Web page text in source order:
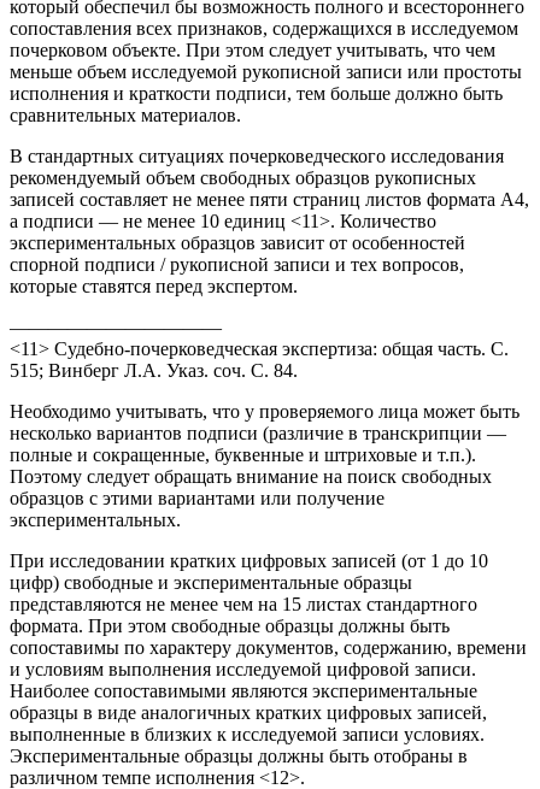
который обеспечил бы возможность полного и всестороннего
сопоставления всех признаков, содержащихся в исследуемом
почерковом объекте. При этом следует учитывать, что чем
меньше объем исследуемой рукописной записи или простоты
исполнения и краткости подписи, тем больше должно быть
сравнительных материалов.
В стандартных ситуациях почерковедческого исследования
рекомендуемый объем свободных образцов рукописных
записей составляет не менее пяти страниц листов формата А4,
а подписи — не менее 10 единиц <11>. Количество
экспериментальных образцов зависит от особенностей
спорной подписи / рукописной записи и тех вопросов,
которые ставятся перед экспертом.
———————————
<11> Судебно-почерковедческая экспертиза: общая часть. С.
515; Винберг Л.А. Указ. соч. С. 84.
Необходимо учитывать, что у проверяемого лица может быть
несколько вариантов подписи (различие в транскрипции —
полные и сокращенные, буквенные и штриховые и т.п.).
Поэтому следует обращать внимание на поиск свободных
образцов с этими вариантами или получение
экспериментальных.
При исследовании кратких цифровых записей (от 1 до 10
цифр) свободные и экспериментальные образцы
представляются не менее чем на 15 листах стандартного
формата. При этом свободные образцы должны быть
сопоставимы по характеру документов, содержанию, времени
и условиям выполнения исследуемой цифровой записи.
Наиболее сопоставимыми являются экспериментальные
образцы в виде аналогичных кратких цифровых записей,
выполненные в близких к исследуемой записи условиях.
Экспериментальные образцы должны быть отобраны в
различном темпе исполнения <12>.